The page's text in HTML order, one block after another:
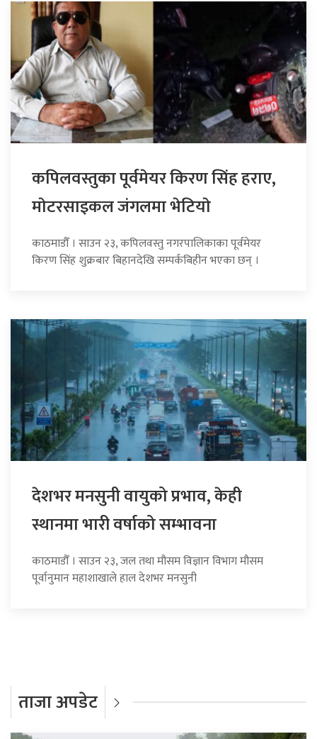
कपिलवस्तुका पूर्वमेयर किरण सिंह हराए,
माेटरसाइकल जंगलमा भेटियाे
काठमाडौँ । साउन २३, कपिलवस्तु नगरपालिकाका पूर्वमेयर
किरण सिंह शुक्रबार बिहानदेखि सम्पर्कबिहीन भएका छन् ।
देशभर मनसुनी वायुको प्रभाव, केही
स्थानमा भारी वर्षाको सम्भावना
काठमाडौँ । साउन २३, जल तथा मौसम विज्ञान विभाग मौसम
पूर्वानुमान महाशाखाले हाल देशभर मनसुनी
ताजा अपडेट